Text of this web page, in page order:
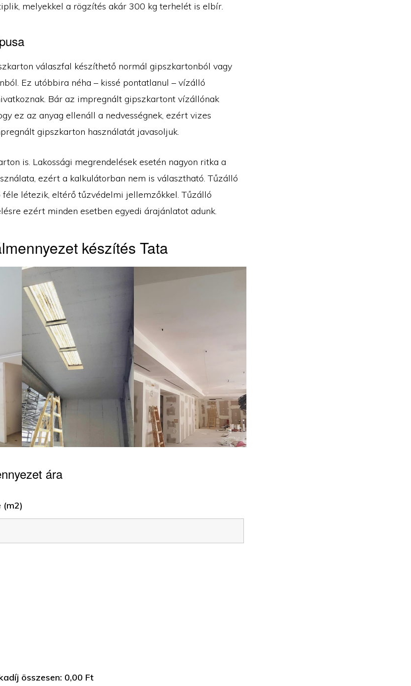
melyekkel a rögzítés akár 300 kg terhelét is elbír.
válaszfal készíthető normál gipszkartonból vagy
Ez utóbbira néha – kissé pontatlanul – vízálló
Bár az impregnált gipszkartont vízállónak
ez az anyag ellenáll a nedvességnek, ezért vizes
gipszkarton használatát javasoljuk.
is. Lakossági megrendelések esetén nagyon ritka a
ezért a kalkulátorban nem is választható. Tűzálló
létezik, eltérő tűzvédelmi jellemzőkkel. Tűzálló
ezért minden esetben egyedi árajánlatot adunk.
készítés Tata
ára
(m2)
összesen: 0,00 Ft